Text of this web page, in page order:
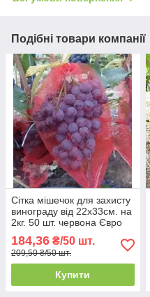
Подібні товари компанії
Сітка мішечок для захисту
винограду від 22х33см. на
2кг. 50 шт. червона Євро
184,36 ₴/50 шт.
209,50 ₴/50 шт.
Купити